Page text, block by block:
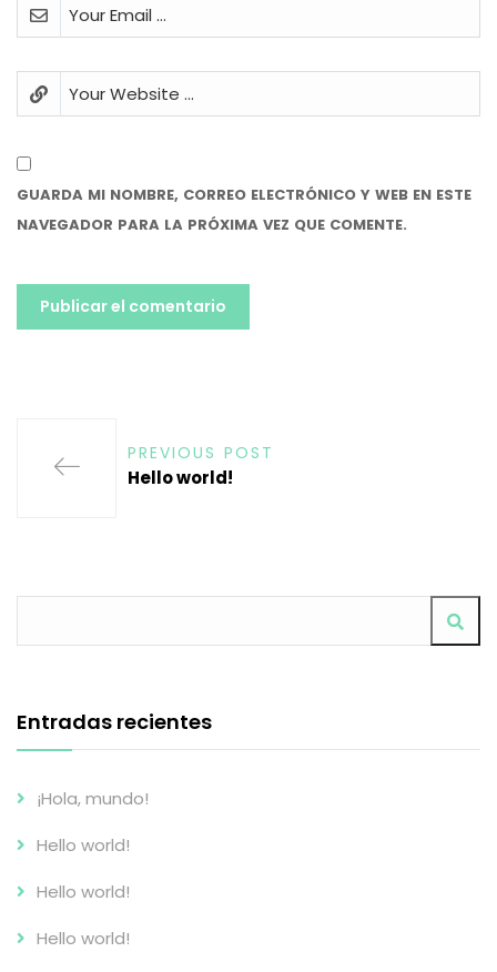
GUARDA MI NOMBRE, CORREO ELECTRÓNICO Y WEB EN ESTE
NAVEGADOR PARA LA PRÓXIMA VEZ QUE COMENTE.
PREVIOUS POST
Hello world!
Entradas recientes
¡Hola, mundo!
Hello world!
Hello world!
Hello world!